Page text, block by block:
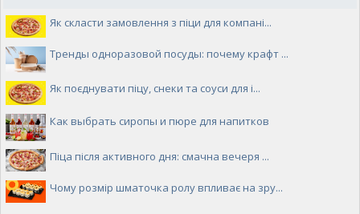
Як скласти замовлення з піци для компані...
Тренды одноразовой посуды: почему крафт ...
Як поєднувати піцу, снеки та соуси для і...
Как выбрать сиропы и пюре для напитков
Піца після активного дня: смачна вечеря ...
Чому розмір шматочка ролу впливає на зру...